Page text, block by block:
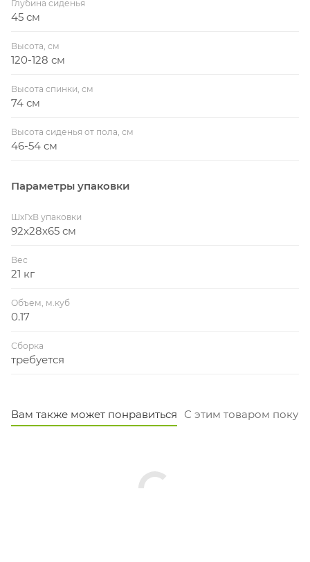
Глубина сиденья
45 см
Высота, см
120-128 см
Высота спинки, см
74 см
Высота сиденья от пола, см
46-54 см
Параметры упаковки
ШхГхВ упаковки
92x28x65 см
Вес
21 кг
Объем, м.куб
0.17
Сборка
требуется
Вам также может понравиться С этим товаром